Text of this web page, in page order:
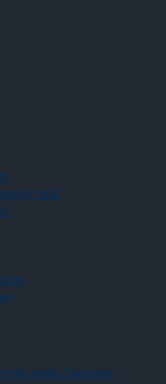
thất
Hyundai Santafe